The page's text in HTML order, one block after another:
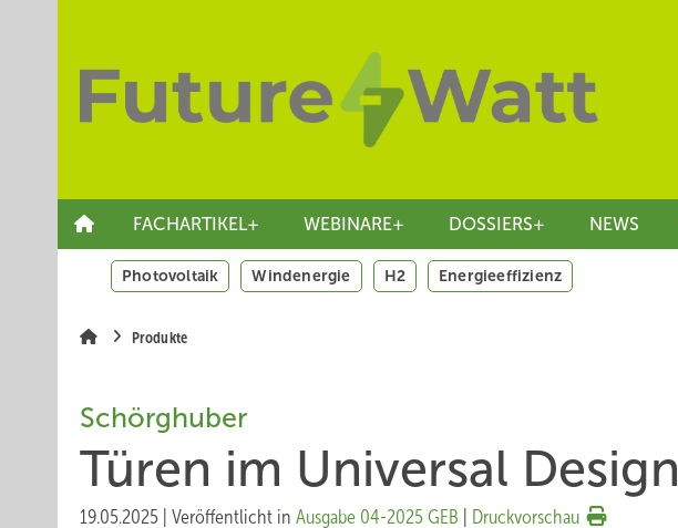
FACHARTIKEL+ WEBINARE+ DOSSIERS+ NEWS
Photovoltaik Windenergie H2 Energieeffizienz
Produkte
Schörghuber
Türen im Universal ­Design
19.05.2025 Veröffentlicht in Ausgabe 04-2025 GEB Druckvorschau